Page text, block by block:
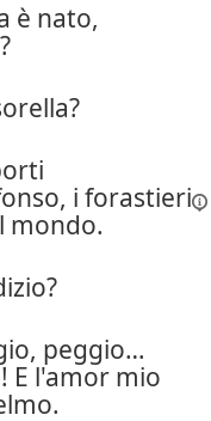
è nato,
i forastieri
mondo.
peggio…
E l'amor mio